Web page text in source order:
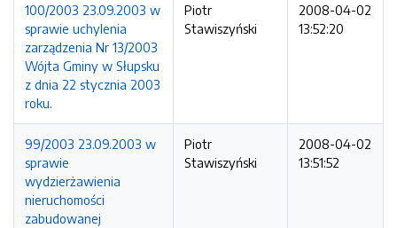
100/2003 23.09.2003 w
sprawie uchylenia
zarządzenia Nr 13/2003
Wójta Gminy w Słupsku
z dnia 22 stycznia 2003
roku.
Piotr
Stawiszyński
2008-04-02
13:52:20
99/2003 23.09.2003 w
sprawie
wydzierżawienia
nieruchomości
zabudowanej
Piotr
Stawiszyński
2008-04-02
13:51:52